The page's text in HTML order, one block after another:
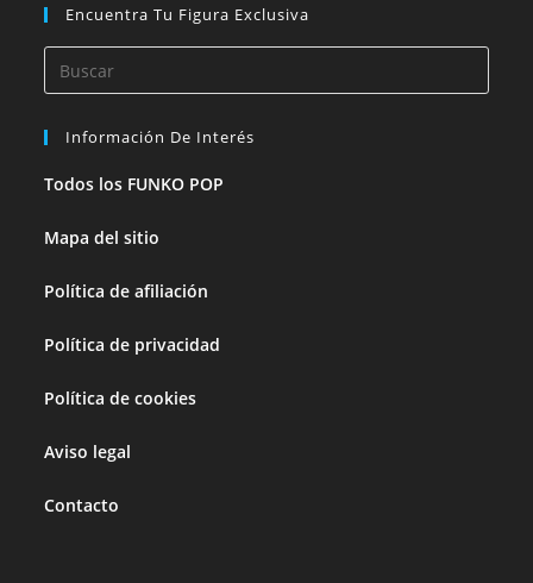
Encuentra Tu Figura Exclusiva
Información De Interés
Todos los FUNKO POP
Mapa del sitio
Política de afiliación
Política de privacidad
Política de cookies
Aviso legal
Contacto